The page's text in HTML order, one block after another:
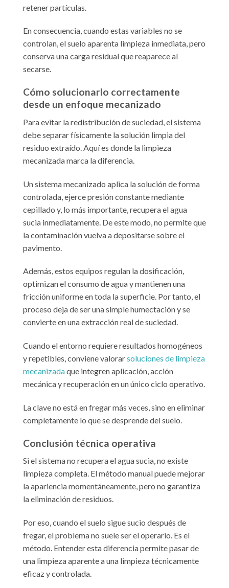
retener partículas.
En consecuencia, cuando estas variables no se
controlan, el suelo aparenta limpieza inmediata, pero
conserva una carga residual que reaparece al
secarse.
Cómo solucionarlo correctamente
desde un enfoque mecanizado
Para evitar la redistribución de suciedad, el sistema
debe separar físicamente la solución limpia del
residuo extraído. Aquí es donde la limpieza
mecanizada marca la diferencia.
Un sistema mecanizado aplica la solución de forma
controlada, ejerce presión constante mediante
cepillado y, lo más importante, recupera el agua
sucia inmediatamente. De este modo, no permite que
la contaminación vuelva a depositarse sobre el
pavimento.
Además, estos equipos regulan la dosificación,
optimizan el consumo de agua y mantienen una
fricción uniforme en toda la superficie. Por tanto, el
proceso deja de ser una simple humectación y se
convierte en una extracción real de suciedad.
Cuando el entorno requiere resultados homogéneos
y repetibles, conviene valorarsoluciones de limpieza
mecanizadaque integren aplicación, acción
mecánica y recuperación en un único ciclo operativo.
La clave no está en fregar más veces, sino en eliminar
completamente lo que se desprende del suelo.
Conclusión técnica operativa
Si el sistema no recupera el agua sucia, no existe
limpieza completa. El método manual puede mejorar
la apariencia momentáneamente, pero no garantiza
la eliminación de residuos.
Por eso, cuando el suelo sigue sucio después de
fregar, el problema no suele ser el operario. Es el
método. Entender esta diferencia permite pasar de
una limpieza aparente a una limpieza técnicamente
eficaz y controlada.